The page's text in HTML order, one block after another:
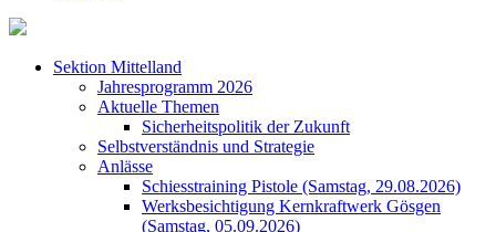
Sektion Mittelland
Jahresprogramm 2026
Aktuelle Themen
Sicherheitspolitik der Zukunft
Selbstverständnis und Strategie
Anlässe
Schiesstraining Pistole (Samstag, 29.08.2026)
Werksbesichtigung Kernkraftwerk Gösgen
(Samstag, 05.09.2026)